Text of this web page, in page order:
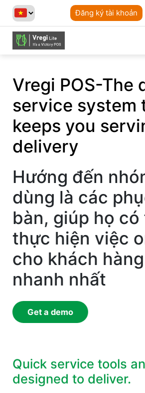
Đăng ký tài khoản
Vregi POS-The
service system
keeps you
delivery
Hướng đến
dùng là các
bàn, giúp họ có
thực hiện việc
cho khách
nhanh nhất
Get a demo
Quick service tools
designed to deliver.